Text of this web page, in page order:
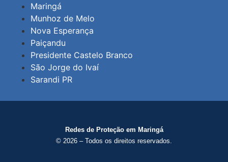
Maringá
Munhoz de Melo
Nova Esperança
Paiçandu
Presidente Castelo Branco
São Jorge do Ivaí
Sarandi PR
Redes de Proteção em Maringá
© 2026 – Todos os direitos reservados.